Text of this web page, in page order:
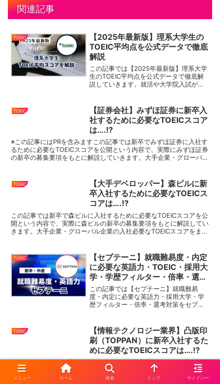
関連記事
TOEIC
【2025年最新版】理系大学生の
TOEIC平均点を公式データで徹底
解説
この記事では【2025年最新版】理系大学
生のTOEIC平均点を公式データで徹底解
説していきます。就活や大学院入試が近
が重要な指標になってくることが多いで
す。本記事で...
TOEIC
【証券会社】みずほ証券に新卒入
社するために必要なTOEICスコア
は….!?
※この記事にはPRを含みますこの記事では新卒でみずほ証券に入社す
るために必要なTOEICスコアを公開という内容で、実際にみずほ証券
の新卒の募集要項をもとに解説していきます。大手企業・グローバル
TOEIC
【大手デベロッパー】森ビルに新
卒入社するために必要なTOEICス
コアは….!?
この記事では新卒で森ビルに入社するために必要なTOEICスコアを公
開という内容で、実際に森ビルの新卒の募集要項をもとに解説してい
きます。大手企業・グローバル企業の入社必要なTOEICスコアをまと
TOEIC
【セプテーニ】就職難易度・内定
に必要な英語力・TOEIC・採用大
学・学歴フィルター・倍率・選考
対策を解説
この記事では【セプテーニ】就職難易
度・内定に必要な英語力・採用大学・学
歴フィルター・倍率・選考対策をセプテ
む、大手企業・グローバル企業の内定を
獲得するため取得しておきた...
TOEIC
【情報テクノロジー業界】凸版印
刷（TOPPAN）に新卒入社するた
めに必要なTOEICスコアは….!?
この記事では新卒で凸版印刷（TOPPAN）に入社するために必要な
TOEICスコアを公開という内容で、実際に凸版印刷（TOPPAN）の新
卒の募集要項をもとに解説していきます。大手企業・グローバル企業
メニュー ホーム 検索 トップ サイドバー